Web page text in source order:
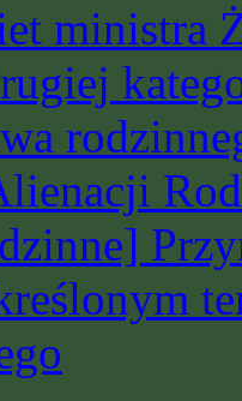
ministra